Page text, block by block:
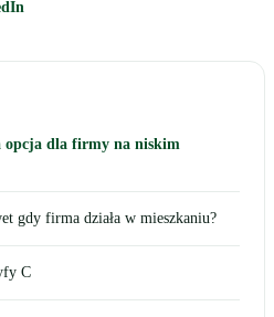
opcja dla firmy na niskim
gdy firma działa w mieszkaniu?
C